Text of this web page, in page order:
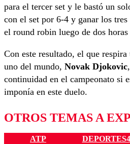
para el tercer set y le bastó un
con el set por 6-4 y ganar los
el round robin luego de dos
Con este resultado, el que
uno del mundo, Novak Djokovic
continuidad en el campeonato si
imponía en este duelo.
OTROS TEMAS A
ATP DEPORTES4